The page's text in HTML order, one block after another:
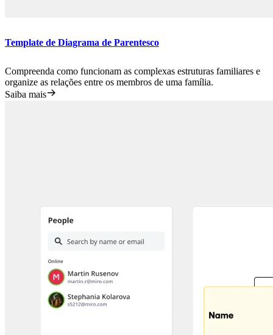
Template de Diagrama de Parentesco
Compreenda como funcionam as complexas estruturas familiares e
organize as relações entre os membros de uma família.
Saiba mais